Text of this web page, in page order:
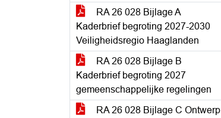
RA 26 028 Bijlage A
Kaderbrief begroting 2027-2030
Veiligheidsregio Haaglanden
RA 26 028 Bijlage B
Kaderbrief begroting 2027
gemeenschappelijke regelingen
RA 26 028 Bijlage C Ontwerp